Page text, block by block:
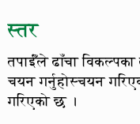
स्तर
तपाईँले ढाँचा विकल्पका
चयन गर्नुहोस्चयन
गरिएको छ ।